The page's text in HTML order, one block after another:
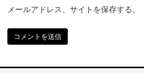
メールアドレス、サイトを保存する。